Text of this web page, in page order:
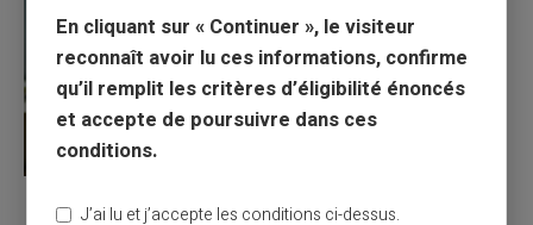
27/07/2026 Veritas Carte prépayée
En cliquant sur « Continuer », le visiteur
reconnaît avoir lu ces informations, confirme
qu’il remplit les critères d’éligibilité énoncés
et accepte de poursuivre dans ces
conditions.
J’ai lu et j’accepte les conditions ci-dessus.